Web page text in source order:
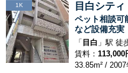
1K 目白シティ
ペット相談
など設備充実
「 目白 」駅 徒
賃料： 113,000
33.85m² /